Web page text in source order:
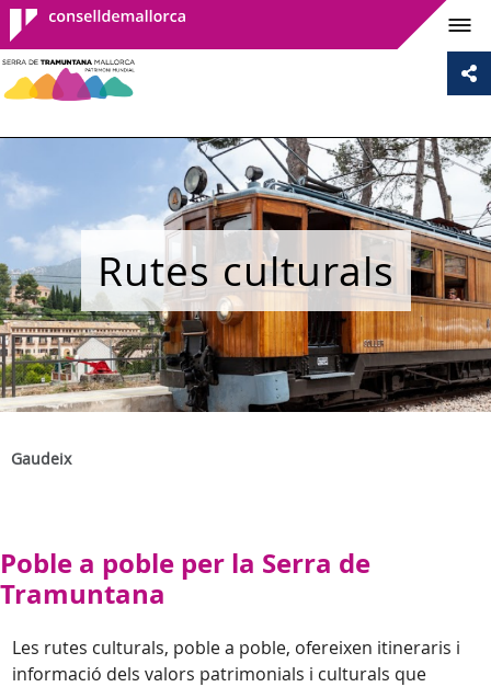
Consell de
Mallorca
Rutes culturals
Gaudeix
Poble a poble per la Serra de
Tramuntana
Les rutes culturals, poble a poble, ofereixen itineraris i
informació dels valors patrimonials i culturals que